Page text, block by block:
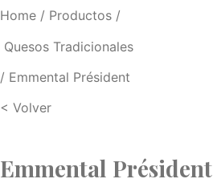
Home / Productos /
Quesos Tradicionales
/ Emmental Président
< Volver
Emmental Président